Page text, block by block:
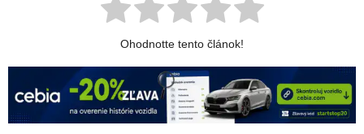
Ohodnotte tento článok!